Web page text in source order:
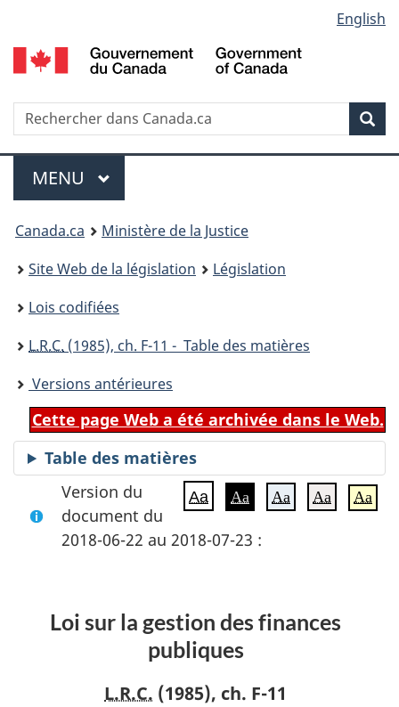
au
contenu
propos
de
la
HTML
simplifiée
selection
English
Recherche
Menu
MENU PRINCIPAL
You
are
here:
Canada.ca
Ministère de la Justice
Site Web de la législation
Législation
Lois codifiées
L.R.C. (1985), ch. F-11 - Table des matières
Versions antérieures
Cette page Web a été archivée dans le Web.
Table des matières
Aa Aa Aa Aa Aa
Version du
document du
2018-06-22 au 2018-07-23 :
Loi sur la gestion des finances
publiques
L.R.C. (1985), ch. F-11